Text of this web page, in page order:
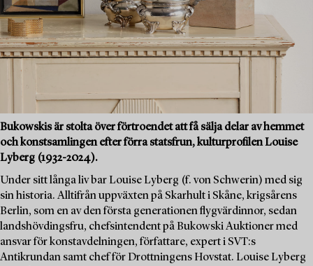
Bukowskis är stolta över förtroendet att få sälja delar av hemmet
och konstsamlingen efter förra statsfrun, kulturprofilen Louise
Lyberg (1932-2024).
Under sitt långa liv bar Louise Lyberg (f. von Schwerin) med sig
sin historia. Alltifrån uppväxten på Skarhult i Skåne, krigsårens
Berlin, som en av den första generationen flygvärdinnor, sedan
landshövdingsfru, chefsintendent på Bukowski Auktioner med
ansvar för konstavdelningen, författare, expert i SVT:s
Antikrundan samt chef för Drottningens Hovstat. Louise Lyberg